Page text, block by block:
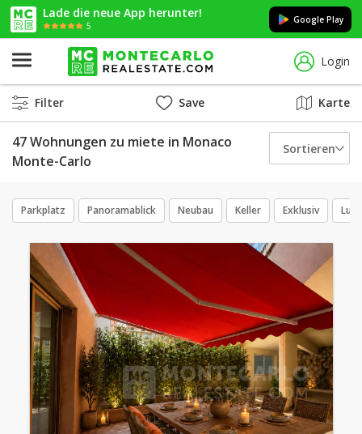
Lade die neue App herunter!
5
Google Play
Login
Filter Save Karte
47 Wohnungen zu miete in Monaco
Monte-Carlo
Sortieren
Parkplatz Panoramablick Neubau Keller Exklusiv